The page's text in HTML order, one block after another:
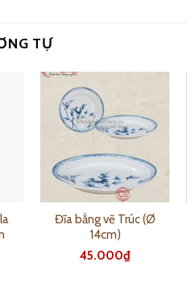
TỰ
Đĩa bằng vẽ Trúc (Ø
14cm)
45.000₫